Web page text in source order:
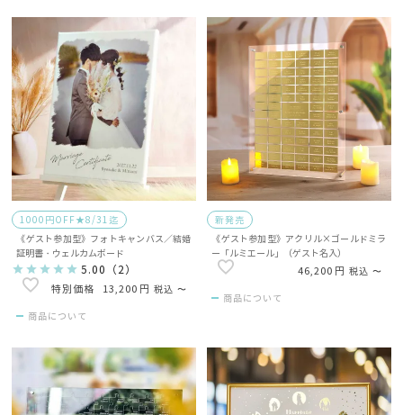
1000円OFF★8/31迄
《ゲスト参加型》フォトキャンバス／結婚
証明書・ウェルカムボード
5.00 （ 2 ）
13,200 税込 〜
商品について
新発売
《ゲスト参加型》アクリル×ゴールドミラ
ー「ルミエール」（ゲスト名入）
46,200 税込 〜
商品について